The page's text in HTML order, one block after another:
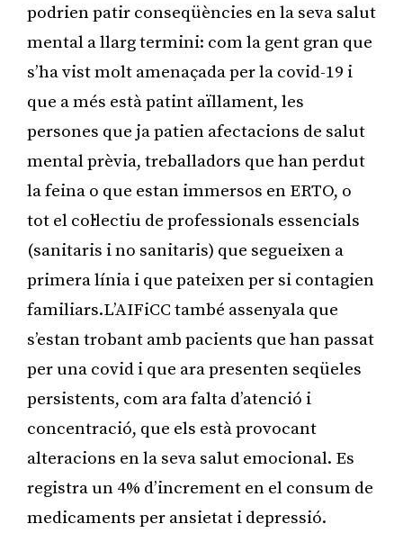
podrien patir conseqüències en la seva salut
mental a llarg termini: com la gent gran que
s’ha vist molt amenaçada per la covid-19 i
que a més està patint aïllament, les
persones que ja patien afectacions de salut
mental prèvia, treballadors que han perdut
la feina o que estan immersos en ERTO, o
tot el col·lectiu de professionals essencials
(sanitaris i no sanitaris) que segueixen a
primera línia i que pateixen per si contagien
familiars.L’AIFiCC també assenyala que
s’estan trobant amb pacients que han passat
per una covid i que ara presenten seqüeles
persistents, com ara falta d’atenció i
concentració, que els està provocant
alteracions en la seva salut emocional. Es
registra un 4% d’increment en el consum de
medicaments per ansietat i depressió.